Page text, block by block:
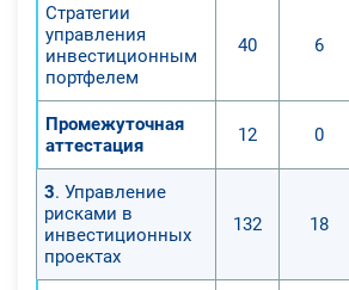
Стратегии
управления
инвестиционным
портфелем
40 6
Промежуточная
аттестация
12 0
3. Управление
рисками в
инвестиционных
проектах
132 18